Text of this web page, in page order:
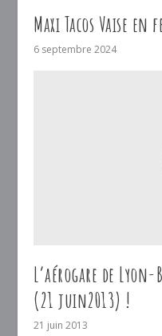
Maxi Tacos Vaise
6 septembre 2024
L’aérogare de
(21 juin2013) !
21 juin 2013